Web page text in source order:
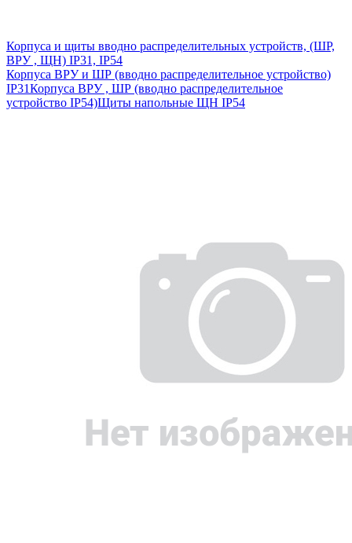
Корпуса и щиты вводно распределительных устройств, (ШР,
ВРУ , ЩН) IP31, IP54
Корпуса ВРУ и ШР (вводно распределительное устройство)
IP31Корпуса ВРУ , ШР (вводно распределительное
устройство IP54)Щиты напольные ЩН IP54